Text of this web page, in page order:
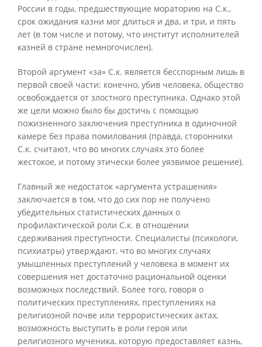
России в годы, предшествующие мораторию на С.к.,
срок ожидания казни мог длиться и два, и три, и пять
лет (в том числе и потому, что институт исполнителей
казней в стране немногочислен).
Второй аргумент «за» С.к. является бесспорным лишь в
первой своей части: конечно, убив человека, общество
освобождается от злостного преступника. Однако этой
же цели можно было бы достичь с помощью
пожизненного заключения преступника в одиночной
камере без права помилования (правда, сторонники
С.к. считают, что во многих случаях это более
жестокое, и потому этически более уязвимое решение).
Главный же недостаток «аргумента устрашения»
заключается в том, что до сих пор не получено
убедительных статистических данных о
профилактической роли С.к. в отношении
сдерживания преступности. Специалисты (психологи,
психиатры) утверждают, что во многих случаях
умышленных преступлений у человека в момент их
совершения нет достаточно рациональной оценки
возможных последствий. Более того, говоря о
политических преступлениях, преступлениях на
религиозной почве или террористических актах,
возможность выступить в роли героя или
религиозного мученика, которую предоставляет казнь,